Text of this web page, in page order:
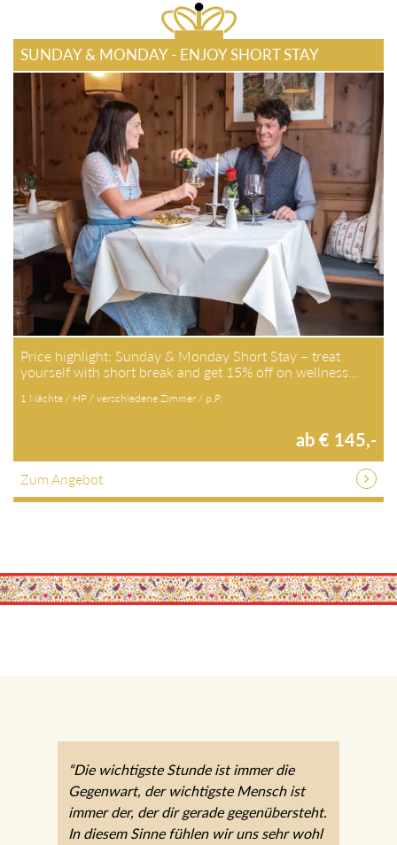
SUNDAY & MONDAY - ENJOY SHORT STAY
Price highlight: Sunday & Monday Short Stay – treat
yourself with short break and get 15% off on wellness…
1 Nächte / HP / verschiedene Zimmer / p.P.
ab € 145,-
Zum Angebot
“Die wichtigste Stunde ist immer die
Gegenwart, der wichtigste Mensch ist
immer der, der dir gerade gegenübersteht.
In diesem Sinne fühlen wir uns sehr wohl